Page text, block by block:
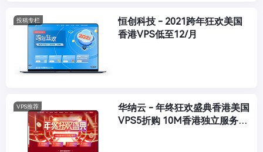
投稿专栏
恒创科技 - 2021跨年狂欢美国
香港VPS低至12/月
VPS推荐
华纳云 - 年终狂欢盛典香港美国
VPS5折购 10M香港独立服务器